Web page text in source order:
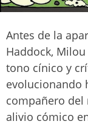
Antes de la
Haddock,
tono cínico y
evolucionando
compañero
alivio cómico